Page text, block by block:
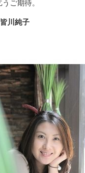
ご期待。
川純子